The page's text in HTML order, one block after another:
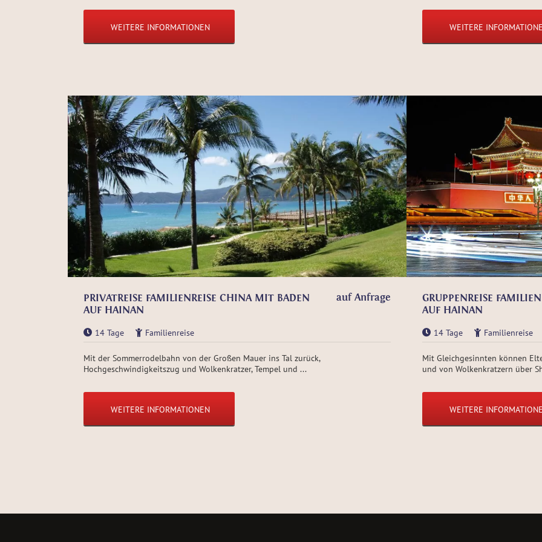
WEITERE INFORMATIONEN WEITERE
PRIVATREISE FAMILIENREISE CHINA MIT BADEN
AUF HAINAN
auf Anfrage
14 Tage Familienreise
Mit der Sommerrodelbahn von der Großen Mauer ins Tal zurück,
Hochgeschwindigkeitszug und Wolkenkratzer, Tempel und ...
WEITERE INFORMATIONEN
GRUPPENREISE
AUF HAINAN
14 Tage Familienreise
Mit Gleichgesinnten können
und von Wolkenkratzern über
WEITERE